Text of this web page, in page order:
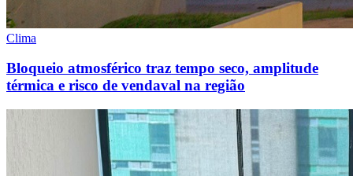
Clima
Bloqueio atmosférico traz tempo seco, amplitude
térmica e risco de vendaval na região